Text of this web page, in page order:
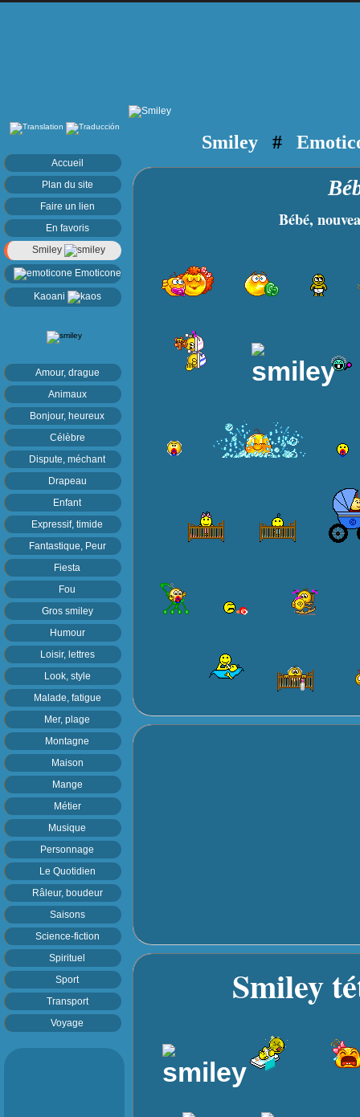
Accueil
Plan du site
Faire un lien
En favoris
Smiley
Emoticone
Kaoani
Amour, drague
Animaux
Bonjour, heureux
Célèbre
Dispute, méchant
Drapeau
Enfant
Expressif, timide
Fantastique, Peur
Fiesta
Fou
Gros smiley
Humour
Loisir, lettres
Look, style
Malade, fatigue
Mer, plage
Montagne
Maison
Mange
Métier
Musique
Personnage
Le Quotidien
Râleur, boudeur
Saisons
Science-fiction
Spirituel
Sport
Transport
Voyage
Smiley#
Bébé,
Smiley